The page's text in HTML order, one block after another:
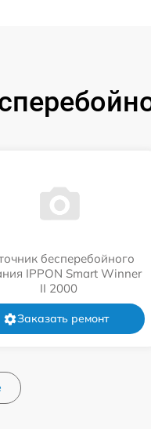
бесперебойного
IPPON Smart Winner
II 2000
Заказать ремонт